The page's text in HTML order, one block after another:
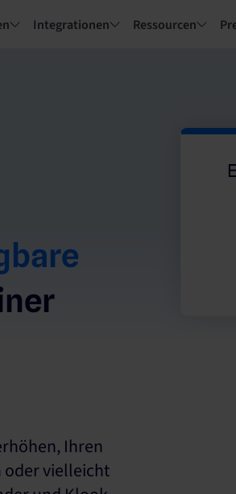
Integrationen Ressourcen
Ihren
oder vielleicht